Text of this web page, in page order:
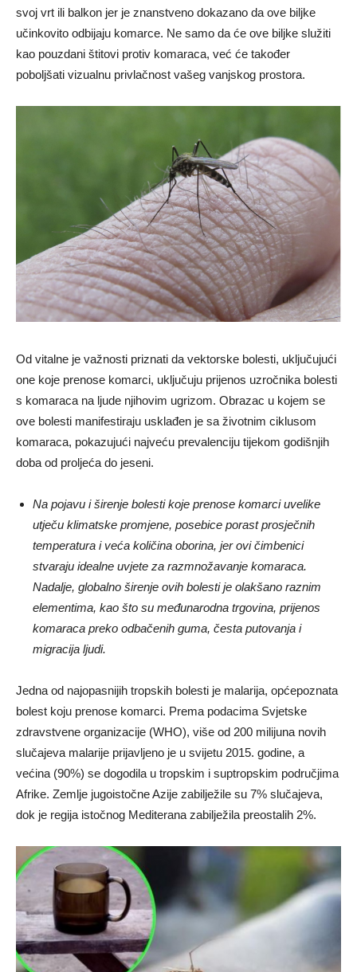
svoj vrt ili balkon jer je znanstveno dokazano da ove biljke
učinkovito odbijaju komarce. Ne samo da će ove biljke služiti
kao pouzdani štitovi protiv komaraca, već će također
poboljšati vizualnu privlačnost vašeg vanjskog prostora.
Od vitalne je važnosti priznati da vektorske bolesti, uključujući
one koje prenose komarci, uključuju prijenos uzročnika bolesti
s komaraca na ljude njihovim ugrizom. Obrazac u kojem se
ove bolesti manifestiraju usklađen je sa životnim ciklusom
komaraca, pokazujući najveću prevalenciju tijekom godišnjih
doba od proljeća do jeseni.
Na pojavu i širenje bolesti koje prenose komarci uvelike
utječu klimatske promjene, posebice porast prosječnih
temperatura i veća količina oborina, jer ovi čimbenici
stvaraju idealne uvjete za razmnožavanje komaraca.
Nadalje, globalno širenje ovih bolesti je olakšano raznim
elementima, kao što su međunarodna trgovina, prijenos
komaraca preko odbačenih guma, česta putovanja i
migracija ljudi.
Jedna od najopasnijih tropskih bolesti je malarija, općepoznata
bolest koju prenose komarci. Prema podacima Svjetske
zdravstvene organizacije (WHO), više od 200 milijuna novih
slučajeva malarije prijavljeno je u svijetu 2015. godine, a
većina (90%) se dogodila u tropskim i suptropskim područjima
Afrike. Zemlje jugoistočne Azije zabilježile su 7% slučajeva,
dok je regija istočnog Mediterana zabilježila preostalih 2%.